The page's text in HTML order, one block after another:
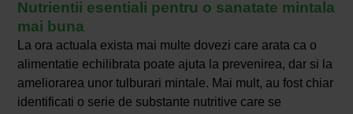
Nutrientii esentiali pentru o sanatate mintala
mai buna
La ora actuala exista mai multe dovezi care arata ca o
alimentatie echilibrata poate ajuta la prevenirea, dar si la
ameliorarea unor tulburari mintale. Mai mult, au fost chiar
identificati o serie de substante nutritive care se